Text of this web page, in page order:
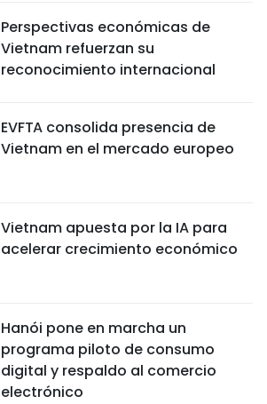
Perspectivas económicas de
Vietnam refuerzan su
reconocimiento internacional
EVFTA consolida presencia de
Vietnam en el mercado europeo
Vietnam apuesta por la IA para
acelerar crecimiento económico
Hanói pone en marcha un
programa piloto de consumo
digital y respaldo al comercio
electrónico